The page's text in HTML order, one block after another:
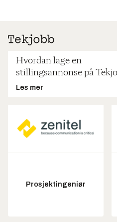
Hvordan lage en
stillingsannonse på
Les mer
Prosjektingeniør